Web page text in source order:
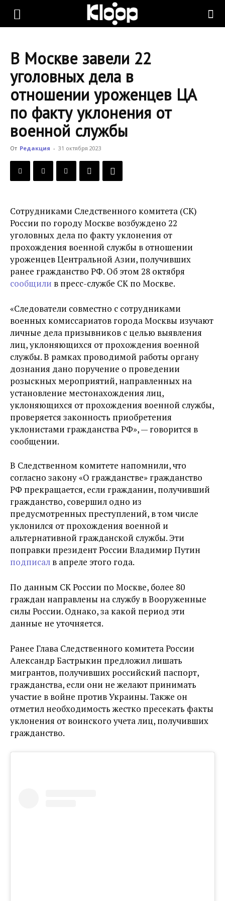
KLOOP.KG
Новости
Кыргызстана
В Москве завели 22
уголовных дела в
отношении уроженцев ЦА
по факту уклонения от
военной службы
От Редакция - 31 октября 2023
Сотрудниками Следственного комитета (СК)
России по городу Москве возбуждено 22
уголовных дела по факту уклонения от
прохождения военной службы в отношении
уроженцев Центральной Азии, получивших
ранее гражданство РФ. Об этом 28 октября
сообщили в пресс-службе СК по Москве.
«Следователи совместно с сотрудниками
военных комиссариатов города Москвы изучают
личные дела призывников с целью выявления
лиц, уклоняющихся от прохождения военной
службы. В рамках проводимой работы органу
дознания дано поручение о проведении
розыскных мероприятий, направленных на
установление местонахождения лиц,
уклоняющихся от прохождения военной службы,
проверяется законность приобретения
уклонистами гражданства РФ», — говорится в
сообщении.
В Следственном комитете напомнили, что
согласно закону «О гражданстве» гражданство
РФ прекращается, если гражданин, получивший
гражданство, совершил одно из
предусмотренных преступлений, в том числе
уклонился от прохождения военной и
альтернативной гражданской службы. Эти
поправки президент России Владимир Путин
подписал в апреле этого года.
По данным СК России по Москве, более 80
граждан направлены на службу в Вооруженные
силы России. Однако, за какой период эти
данные не уточняется.
Ранее Глава Следственного комитета России
Александр Бастрыкин предложил лишать
мигрантов, получивших российский паспорт,
гражданства, если они не желают принимать
участие в войне против Украины. Также он
отметил необходимость жестко пресекать факты
уклонения от воинского учета лиц, получивших
гражданство.